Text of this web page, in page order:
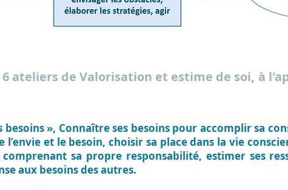
6 ateliers de Valorisation et estime de soi, à
besoins », Connaître ses besoins pour accomplir sa
et le besoin, choisir sa place dans la vie
sa propre responsabilité, estimer ses
aux besoins des autres.